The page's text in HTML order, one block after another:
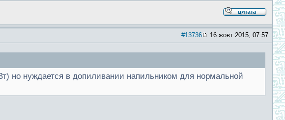
#13736 16 жовт 2015, 07:57
но нуждается в допиливании напильником для нормальной